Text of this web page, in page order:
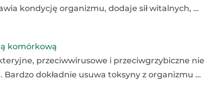
kondycję organizmu, dodaje sił witalnych, …
komórkową
przeciwwirusowe i przeciwgrzybiczne nie
dokładnie usuwa toksyny z organizmu …